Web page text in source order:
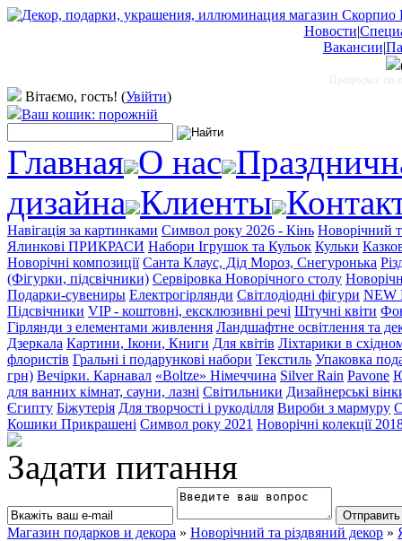
Новости|
Вакансии|
Працюємо: пн-
Вітаємо, гость! (Увійти)
Ваш кошик: порожній
Главная О нас
дизайна Клиенты
Навігація за картинками Символ року 2026 - Кінь Новорічний
Ялинкові ПРИКРАСИ Набори Ігрушок та Кульок Кульки
Новорічні композиції Санта Клаус, Дід Мороз, Снегуронька
(Фігурки, підсвічники) Сервіровка Новорічного столу
Подарки-сувениры Електрогірлянди Світлодіодні фігури NEW
Підсвічники VIP - коштовні, ексклюзивні речі Штучні квіти
Гірлянди з елементами живлення Ландшафтне освітлення та
Дзеркала Картини, Ікони, Книги Для квітів Ліхтарики в
флористів Гральні і подарункові набори Текстиль Упаковка
грн) Вечірки. Карнавал «Boltze» Німеччина Silver Rain Pavone
для ванних кімнат, сауни, лазні Світильники Дизайнерські
Єгипту Біжутерія Для творчості і рукоділля Вироби з мармуру
Кошики Прикрашені Символ року 2021 Новорічні колекції
Задати питання
Магазин подарков и декора » Новорічний та різдвяний декор »